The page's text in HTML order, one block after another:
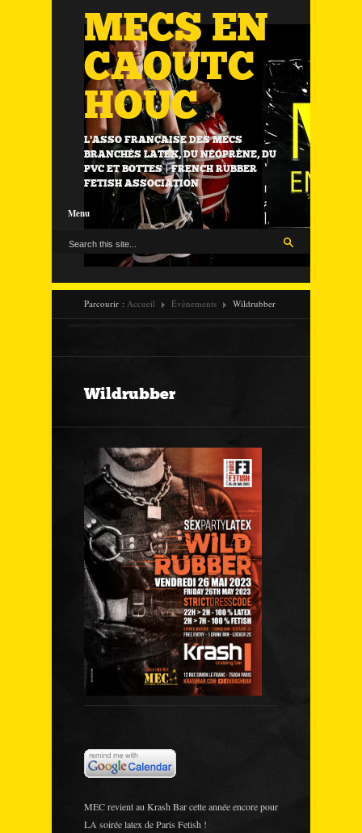
MECS EN
CAOUTC
HOUC
L'ASSO FRANÇAISE DES MECS
BRANCHÉS LATEX, DU NÉOPRÈNE, DU
PVC ET BOTTES | FRENCH RUBBER
FETISH ASSOCIATION
Menu
Parcourir : Accueil Évènements Wildrubber
Wildrubber
MEC revient au Krash Bar cette année encore pour
LA soirée latex de Paris Fetish !